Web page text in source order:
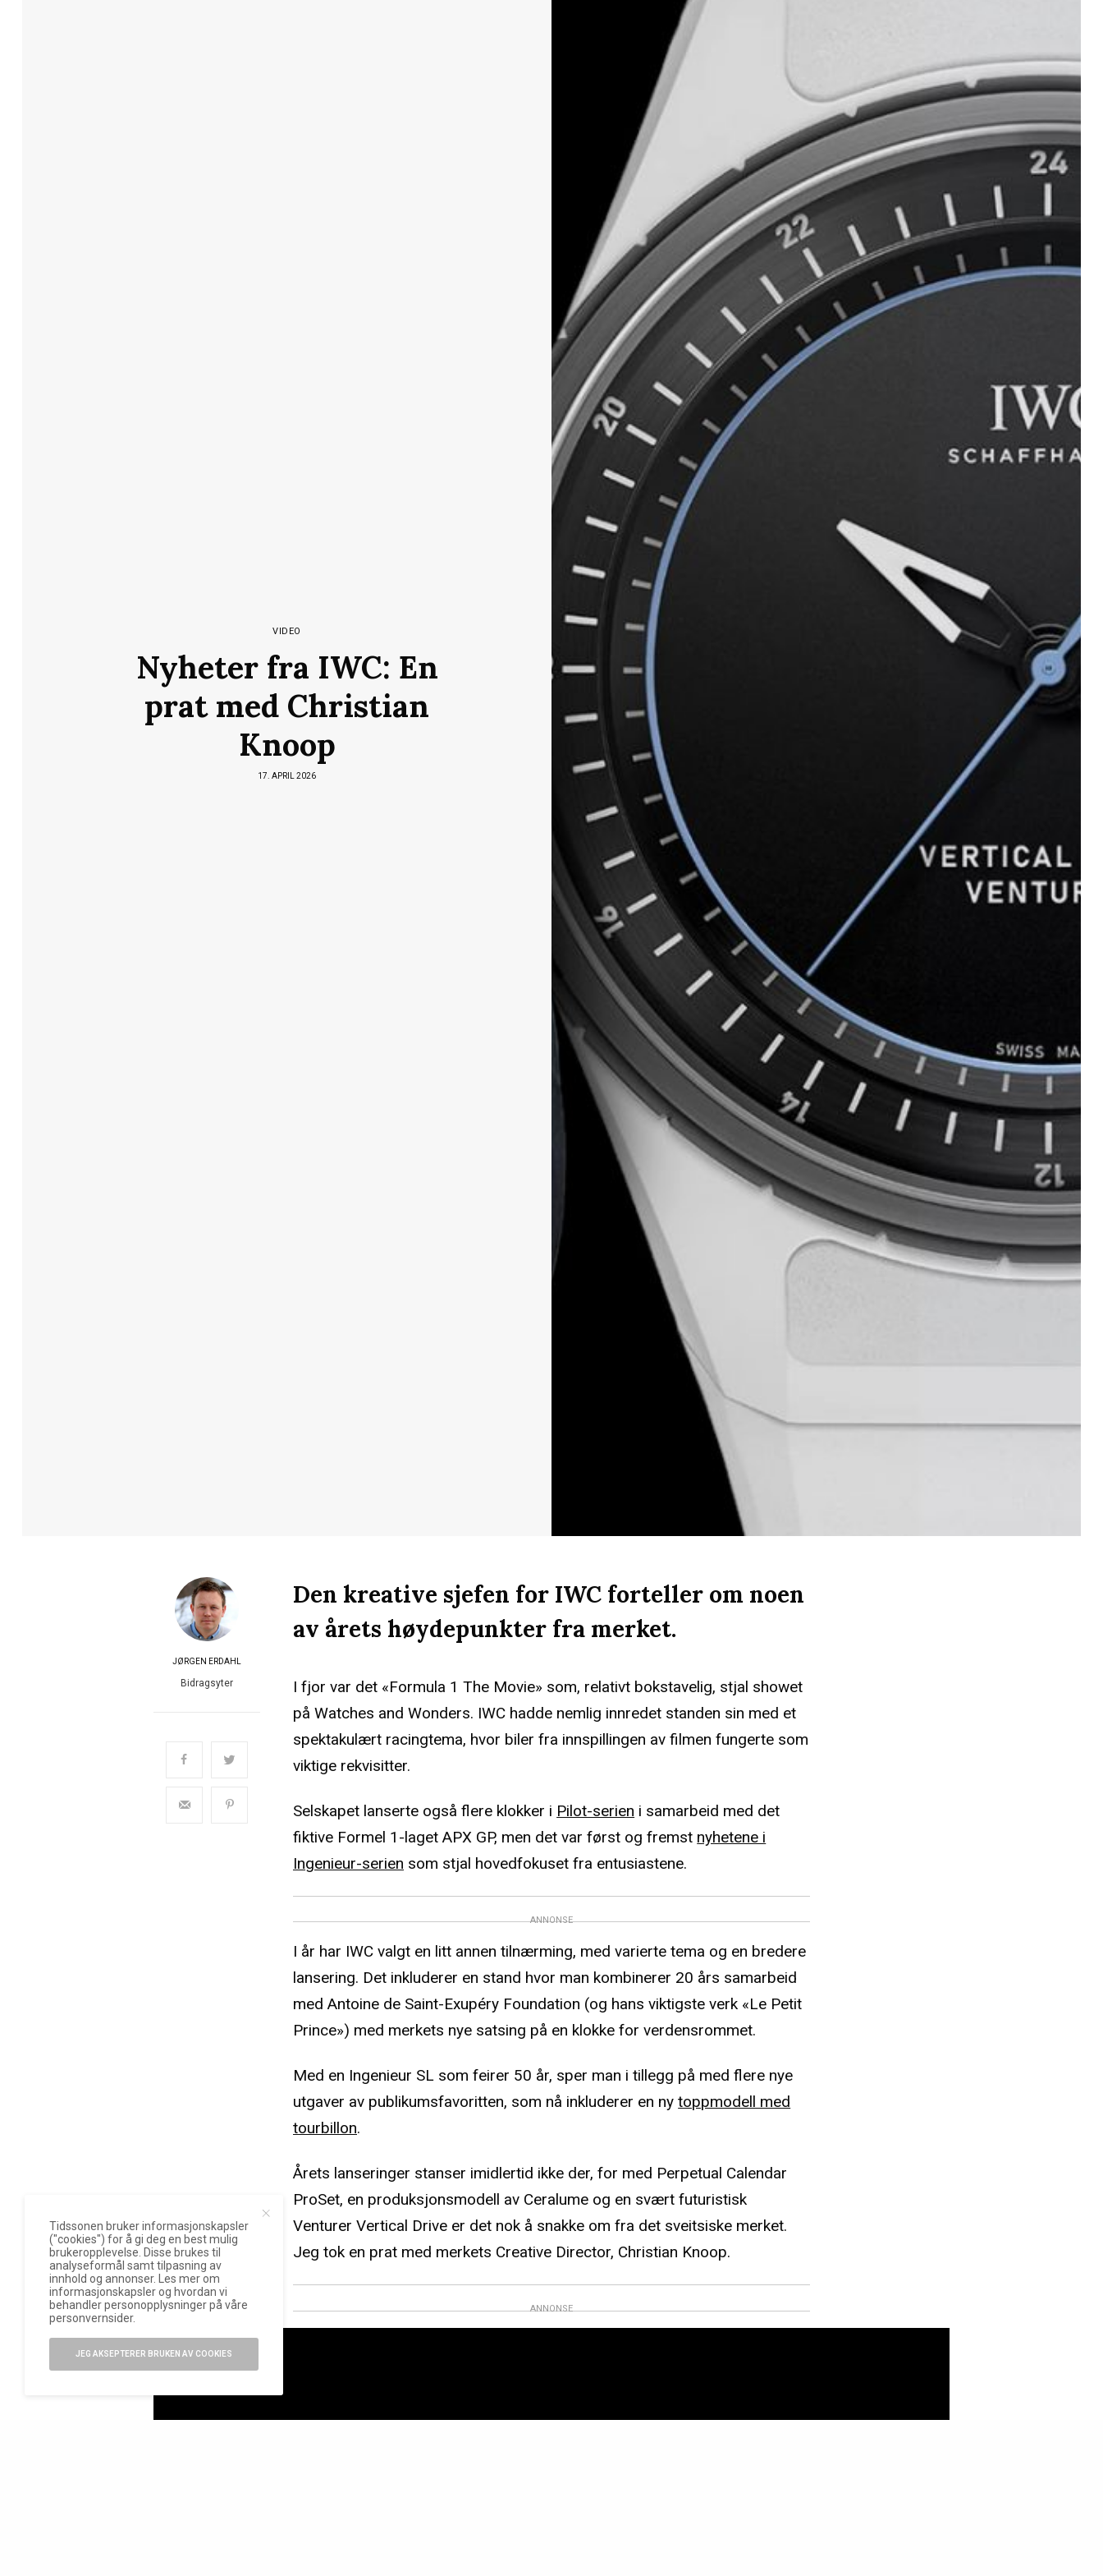
VIDEO
Nyheter fra IWC: En
prat med Christian
Knoop
17. APRIL 2026
JØRGEN ERDAHL
Bidragsyter
Den kreative sjefen for IWC forteller om noen
av årets høydepunkter fra merket.
I fjor var det «Formula 1 The Movie» som, relativt bokstavelig, stjal showet
på Watches and Wonders. IWC hadde nemlig innredet standen sin med et
spektakulært racingtema, hvor biler fra innspillingen av filmen fungerte som
viktige rekvisitter.
Selskapet lanserte også flere klokker i Pilot-serien i samarbeid med det
fiktive Formel 1-laget APX GP, men det var først og fremst nyhetene i
Ingenieur-serien som stjal hovedfokuset fra entusiastene.
ANNONSE
I år har IWC valgt en litt annen tilnærming, med varierte tema og en bredere
lansering. Det inkluderer en stand hvor man kombinerer 20 års samarbeid
med Antoine de Saint-Exupéry Foundation (og hans viktigste verk «Le Petit
Prince») med merkets nye satsing på en klokke for verdensrommet.
Med en Ingenieur SL som feirer 50 år, sper man i tillegg på med flere nye
utgaver av publikumsfavoritten, som nå inkluderer en nytoppmodell med
tourbillon.
Årets lanseringer stanser imidlertid ikke der, for med Perpetual Calendar
ProSet, en produksjonsmodell av Ceralume og en svært futuristisk
Venturer Vertical Drive er det nok å snakke om fra det sveitsiske merket.
Jeg tok en prat med merkets Creative Director, Christian Knoop.
ANNONSE
Tidssonen bruker informasjonskapsler
("cookies") for å gi deg en best mulig
brukeropplevelse. Disse brukes til
analyseformål samt tilpasning av
innhold og annonser. Les mer om
informasjonskapsler og hvordan vi
behandler personopplysninger på våre
personvernsider.
JEG AKSEPTERER BRUKEN AV COOKIES